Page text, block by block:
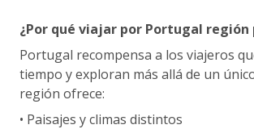
¿Por qué viajar por Portugal región
Portugal recompensa a los viajeros
tiempo y exploran más allá de un
región ofrece:
• Paisajes y climas distintos